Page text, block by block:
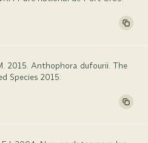
2015. Anthophora dufourii. The
Species 2015: